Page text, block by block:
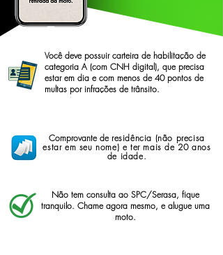
Você deve possuir carteira de habilitação de
categoria A (com CNH digital), que precisa
estar em dia e com menos de 40 pontos de
multas por infrações de trânsito.
Comprovante de residência (não precisa
estar em seu nome) e ter mais de 20 anos
de idade.
Não tem consulta ao SPC/Serasa, fique
tranquilo. Chame agora mesmo, e alugue uma
moto.